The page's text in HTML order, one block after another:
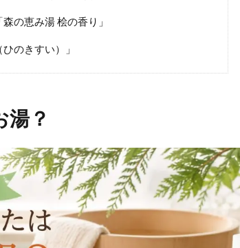
の恵み湯 桧の香り」
のきすい）」
湯？